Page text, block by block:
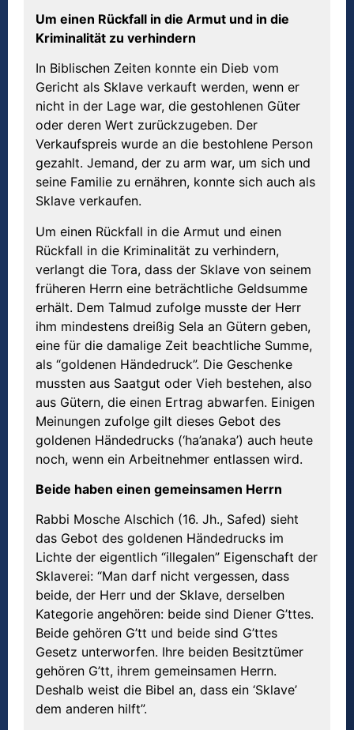
Um einen Rückfall in die Armut und in die
Kriminalität zu verhindern
In Biblischen Zeiten konnte ein Dieb vom
Gericht als Sklave verkauft werden, wenn er
nicht in der Lage war, die gestohlenen Güter
oder deren Wert zurückzugeben. Der
Verkaufspreis wurde an die bestohlene Person
gezahlt. Jemand, der zu arm war, um sich und
seine Familie zu ernähren, konnte sich auch als
Sklave verkaufen.
Um einen Rückfall in die Armut und einen
Rückfall in die Kriminalität zu verhindern,
verlangt die Tora, dass der Sklave von seinem
früheren Herrn eine beträchtliche Geldsumme
erhält. Dem Talmud zufolge musste der Herr
ihm mindestens dreißig Sela an Gütern geben,
eine für die damalige Zeit beachtliche Summe,
als “goldenen Händedruck”. Die Geschenke
mussten aus Saatgut oder Vieh bestehen, also
aus Gütern, die einen Ertrag abwarfen. Einigen
Meinungen zufolge gilt dieses Gebot des
goldenen Händedrucks (‘ha’anaka’) auch heute
noch, wenn ein Arbeitnehmer entlassen wird.
Beide haben einen gemeinsamen Herrn
Rabbi Mosche Alschich (16. Jh., Safed) sieht
das Gebot des goldenen Händedrucks im
Lichte der eigentlich “illegalen” Eigenschaft der
Sklaverei: “Man darf nicht vergessen, dass
beide, der Herr und der Sklave, derselben
Kategorie angehören: beide sind Diener G’ttes.
Beide gehören G’tt und beide sind G’ttes
Gesetz unterworfen. Ihre beiden Besitztümer
gehören G’tt, ihrem gemeinsamen Herrn.
Deshalb weist die Bibel an, dass ein ‘Sklave’
dem anderen hilft”.